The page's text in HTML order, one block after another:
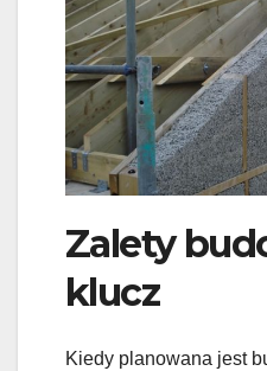
Zalety
klucz
Kiedy planowana jest